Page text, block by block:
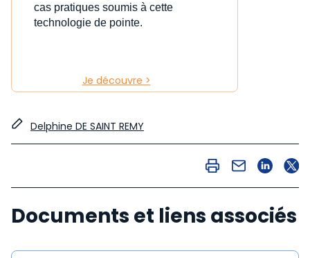
cas pratiques soumis à cette
technologie de pointe.
Je découvre >
Delphine DE SAINT REMY
Documents et liens associés